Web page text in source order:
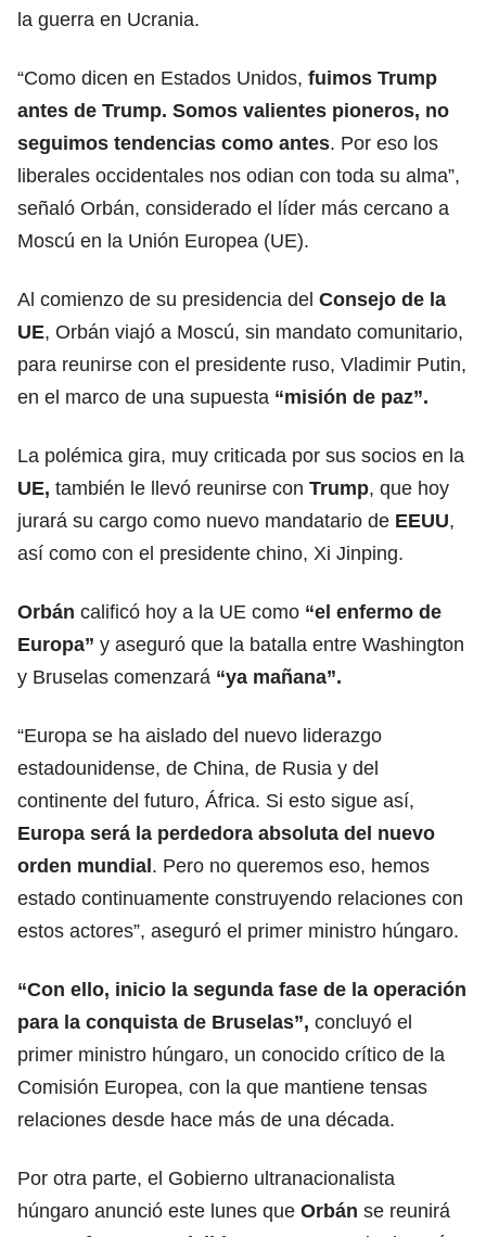
la guerra en Ucrania.
“Como dicen en Estados Unidos, fuimos Trump
antes de Trump. Somos valientes pioneros, no
seguimos tendencias como antes. Por eso los
liberales occidentales nos odian con toda su alma”,
señaló Orbán, considerado el líder más cercano a
Moscú en la Unión Europea (UE).
Al comienzo de su presidencia del Consejo de la
UE, Orbán viajó a Moscú, sin mandato comunitario,
para reunirse con el presidente ruso, Vladimir Putin,
en el marco de una supuesta “misión de paz”.
La polémica gira, muy criticada por sus socios en la
UE, también le llevó reunirse con Trump, que hoy
jurará su cargo como nuevo mandatario de EEUU,
así como con el presidente chino, Xi Jinping.
Orbán calificó hoy a la UE como “el enfermo de
Europa” y aseguró que la batalla entre Washington
y Bruselas comenzará “ya mañana”.
“Europa se ha aislado del nuevo liderazgo
estadounidense, de China, de Rusia y del
continente del futuro, África. Si esto sigue así,
Europa será la perdedora absoluta del nuevo
orden mundial . Pero no queremos eso, hemos
estado continuamente construyendo relaciones con
estos actores”, aseguró el primer ministro húngaro.
“Con ello, inicio la segunda fase de la operación
para la conquista de Bruselas”, concluyó el
primer ministro húngaro, un conocido crítico de la
Comisión Europea, con la que mantiene tensas
relaciones desde hace más de una década.
Por otra parte, el Gobierno ultranacionalista
húngaro anunció este lunes que Orbán se reunirá